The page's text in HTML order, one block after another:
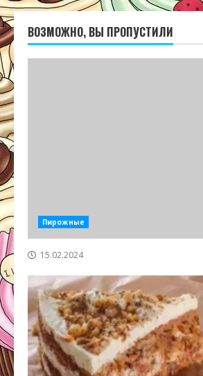
ВОЗМОЖНО, ВЫ ПРОПУСТИЛИ
Пирожные
15.02.2024